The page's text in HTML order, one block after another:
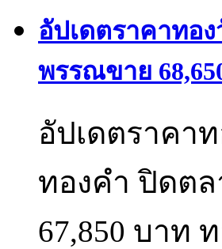
อัปเดตราคาทอ
พรรณขาย
อัปเดตราคา
ทองคำ ปิดต
67,850 บาท